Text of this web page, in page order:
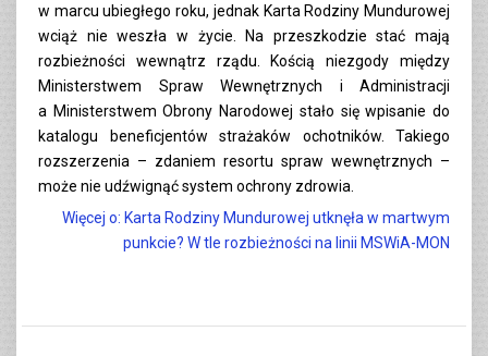
w marcu ubiegłego roku, jednak Karta Rodziny Mundurowej
wciąż nie weszła w życie. Na przeszkodzie stać mają
rozbieżności wewnątrz rządu. Kością niezgody między
Ministerstwem Spraw Wewnętrznych i Administracji
a Ministerstwem Obrony Narodowej stało się wpisanie do
katalogu beneficjentów strażaków ochotników. Takiego
rozszerzenia – zdaniem resortu spraw wewnętrznych –
może nie udźwignąć system ochrony zdrowia.
Więcej o: Karta Rodziny Mundurowej utknęła w martwym
punkcie? W tle rozbieżności na linii MSWiA-MON